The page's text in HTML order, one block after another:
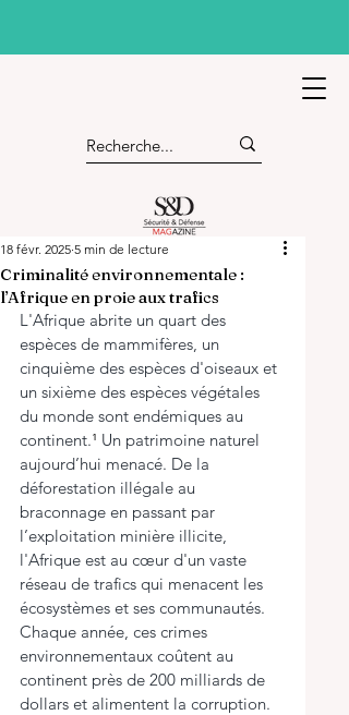
Criminalité environnementale :
l’Afrique en proie aux trafics
18 févr. 2025 5 min de lecture
L'Afrique abrite un quart des
espèces de mammifères, un
cinquième des espèces d'oiseaux et
un sixième des espèces végétales
du monde sont endémiques au
continent.¹ Un patrimoine naturel
aujourd’hui menacé. De la
déforestation illégale au
braconnage en passant par
l’exploitation minière illicite,
l'Afrique est au cœur d'un vaste
réseau de trafics qui menacent les
écosystèmes et ses communautés.
Chaque année, ces crimes
environnementaux coûtent au
continent près de 200 milliards de
dollars et alimentent la corruption.